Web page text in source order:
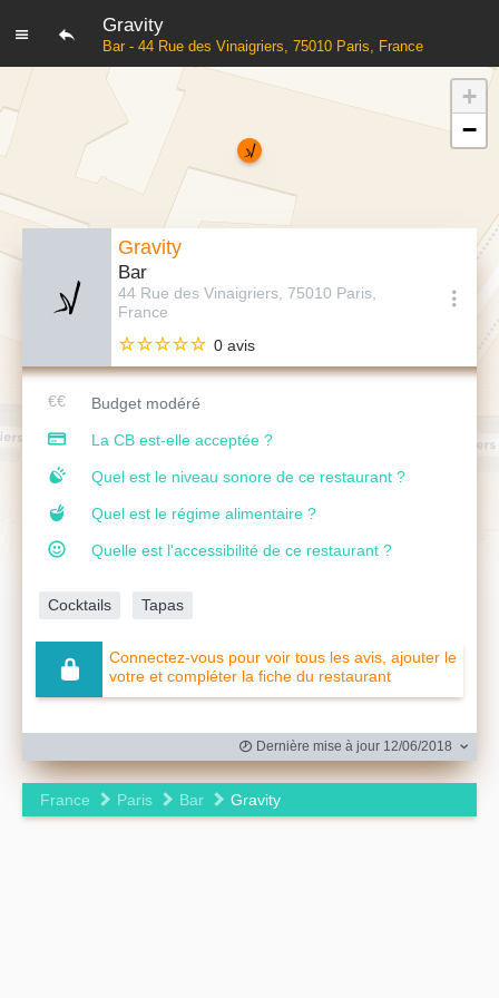
Gravity
Bar - 44 Rue des Vinaigriers, 75010 Paris, France
Gravity
Bar
44 Rue des Vinaigriers, 75010 Paris,
France
0 avis
Budget modéré
La CB est-elle acceptée ?
Quel est le niveau sonore de ce restaurant ?
Quel est le régime alimentaire ?
Quelle est l'accessibilité de ce restaurant ?
Cocktails Tapas
Connectez-vous pour voir tous les avis, ajouter le
votre et compléter la fiche du restaurant
Dernière mise à jour 12/06/2018
France Paris Bar Gravity
+
−